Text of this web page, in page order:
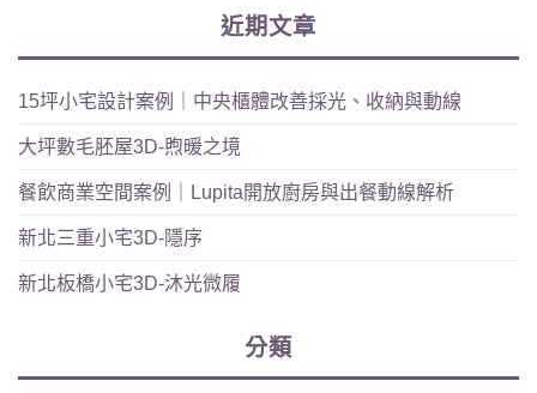
近期文章
15坪小宅設計案例｜中央櫃體改善採光、收納與動線
大坪數毛胚屋3D-煦暖之境
餐飲商業空間案例｜Lupita開放廚房與出餐動線解析
新北三重小宅3D-隱序
新北板橋小宅3D-沐光微履
分類